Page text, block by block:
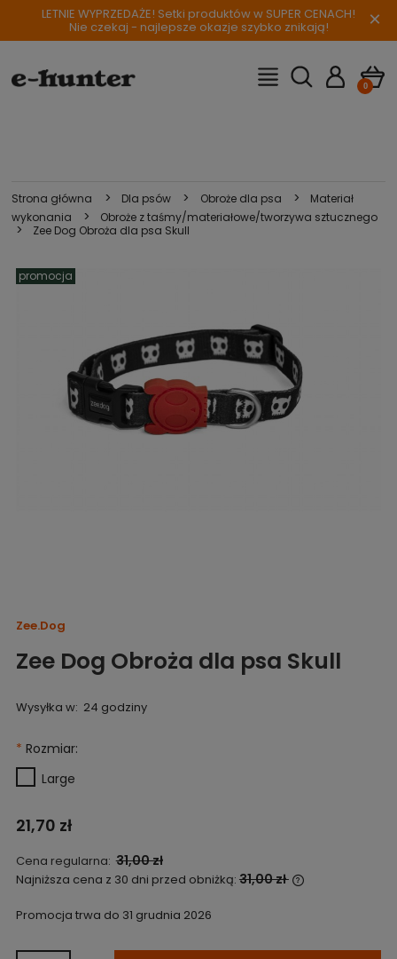
LETNIE WYPRZEDAŻE! Setki produktów w SUPER CENACH!
Nie czekaj - najlepsze okazje szybko znikają! ×
Strona główna > Dla psów > Obroże dla psa >
Materiał
wykonania
> Obroże z taśmy/materiałowe/tworzywa sztucznego
> Zee Dog Obroża dla psa Skull
promocja
Zee.Dog
Zee Dog Obroża dla psa Skull
Wysyłka w: 24 godziny
* Rozmiar:
Large
21,70 zł
Cena regularna: 31,00 zł
Najniższa cena z 30 dni przed obniżką: 31,00 zł
pojawił się w
Promocja trwa do 31 grudnia 2026